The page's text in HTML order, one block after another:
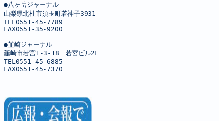
●八ヶ岳ジャーナル
山梨県北杜市須玉町若神子3931
TEL0551-45-7789
FAX0551-35-9200
●韮崎ジャーナル
韮崎市若宮1-3-18　若宮ビル2F
TEL0551-45-6885
FAX0551-45-7370